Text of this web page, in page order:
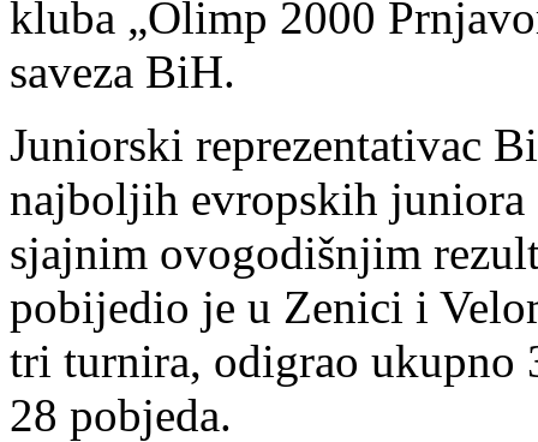
kluba „Olimp 2000
saveza BiH.
Juniorski reprezentativac
najboljih evropskih
sjajnim ovogodišnjim
pobijedio je u Zenici i
tri turnira, odigrao ukupno
28 pobjeda.